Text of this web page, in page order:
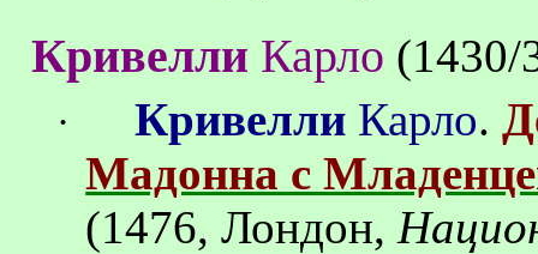
Кривелли Карло (1430/
· Кривелли Карло.
Мадонна с
(1476, Лондон,